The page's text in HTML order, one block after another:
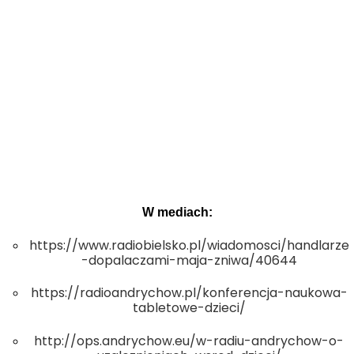
W mediach:
https://www.radiobielsko.pl/wiadomosci/handlarze
-dopalaczami-maja-zniwa/40644
https://radioandrychow.pl/konferencja-naukowa-
tabletowe-dzieci/
http://ops.andrychow.eu/w-radiu-andrychow-o-